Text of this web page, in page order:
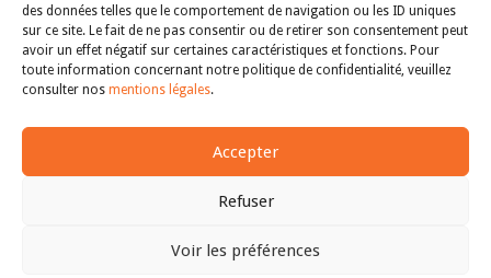
des données telles que le comportement de navigation ou les ID uniques
sur ce site. Le fait de ne pas consentir ou de retirer son consentement peut
avoir un effet négatif sur certaines caractéristiques et fonctions. Pour
toute information concernant notre politique de confidentialité, veuillez
consulter nos mentions légales.
Accepter
Refuser
Voir les préférences
Mustapha Afroukh, Maître de conférences en droit public
à Université de Montpellier, IDEDH Céline Husson-
Rochcongar, Maître de conférences en droit public à
Université de Picardie Jules Verne, CURAPP-ESS, Caroline